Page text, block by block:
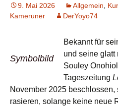
9. Mai 2026 Allgemein
Kameruner
DerYoyo74
Symbolbild
Bekannt für
und seine glatt
Souley
Tageszeitung
November 2025
rasieren, solange keine neue